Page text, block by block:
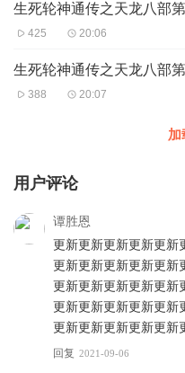
生死轮神通传之天龙八部
425 20:06
生死轮神通传之天龙八部
388 20:07
加
用户评论
谭胜恩
更新更新更新更新更新
更新更新更新更新更新
更新更新更新更新更新
更新更新更新更新更新
更新更新更新更新更新
回复 2021-09-06